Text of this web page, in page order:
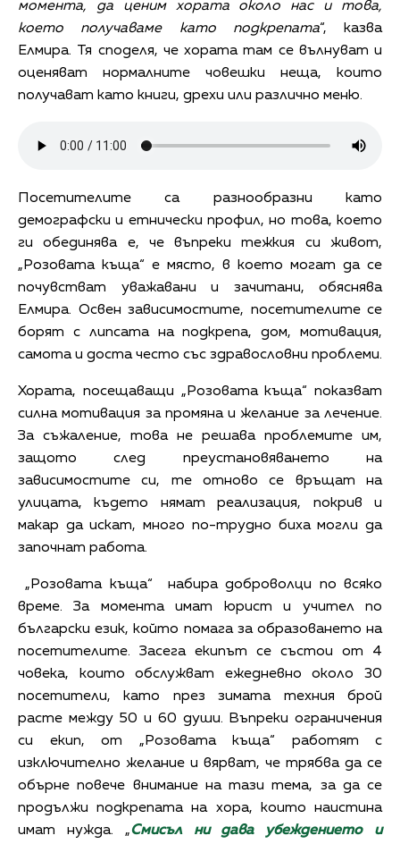
момента, да ценим хората около нас и това,
което получаваме като подкрепата“, казва
Елмира. Тя споделя, че хората там се вълнуват и
оценяват нормалните човешки неща, които
получават като книги, дрехи или различно меню.
Посетителите са разнообразни като
демографски и етнически профил, но това, което
ги обединява е, че въпреки тежкия си живот,
„Розовата къща“ е място, в което могат да се
почувстват уважавани и зачитани, обяснява
Елмира. Освен зависимостите, посетителите се
борят с липсата на подкрепа, дом, мотивация,
самота и доста често със здравословни проблеми.
Хората, посещаващи „Розовата къща“ показват
силна мотивация за промяна и желание за лечение.
За съжаление, това не решава проблемите им,
защото след преустановяването на
зависимостите си, те отново се връщат на
улицата, където нямат реализация, покрив и
макар да искат, много по-трудно биха могли да
започнат работа.
„Розовата къща“ набира доброволци по всяко
време. За момента имат юрист и учител по
български език, който помага за образоването на
посетителите. Засега екипът се състои от 4
човека, които обслужват ежедневно около 30
посетители, като през зимата техния брой
расте между 50 и 60 души. Въпреки ограничения
си екип, от „Розовата къща“ работят с
изключително желание и вярват, че трябва да се
обърне повече внимание на тази тема, за да се
продължи подкрепата на хора, които наистина
имат нужда. „Смисъл ни дава убеждението и